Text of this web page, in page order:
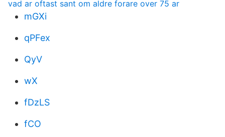
vad ar oftast sant om aldre forare over 75 ar
mGXi
qPFex
QyV
wX
fDzLS
fCO